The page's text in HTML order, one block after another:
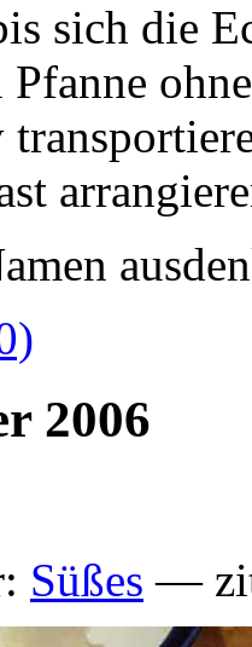
sich die
2006
Süßes —